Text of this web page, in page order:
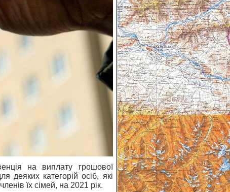
на виплату грошової
деяких категорій осіб, які
їх сімей, на 2021 рік.